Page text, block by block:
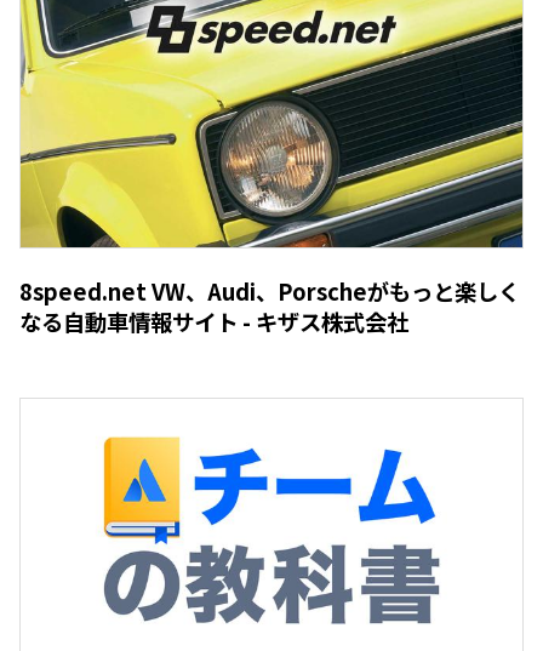
8speed.net VW、Audi、Porscheがもっと楽しく
なる自動車情報サイト - キザス株式会社